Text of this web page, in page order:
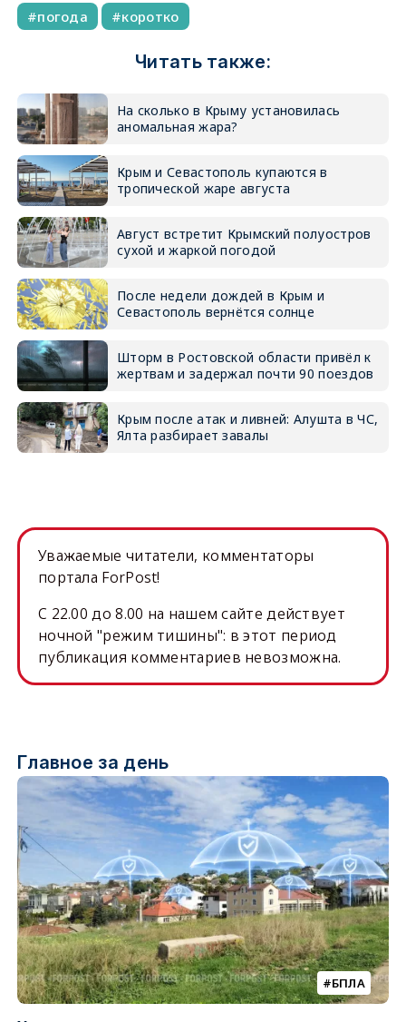
погода коротко
Читать также:
На сколько в Крыму установилась
аномальная жара?
Крым и Севастополь купаются в
тропической жаре августа
Август встретит Крымский полуостров
сухой и жаркой погодой
После недели дождей в Крым и
Севастополь вернётся солнце
Шторм в Ростовской области привёл к
жертвам и задержал почти 90 поездов
Крым после атак и ливней: Алушта в ЧС,
Ялта разбирает завалы
Уважаемые читатели, комментаторы
портала ForPost!
C 22.00 до 8.00 на нашем сайте действует
ночной "режим тишины": в этот период
публикация комментариев невозможна.
Главное за день
БПЛА